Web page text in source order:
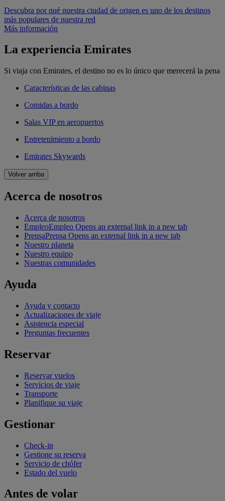
Descubra por qué nuestra ciudad de origen es uno de los destinos
más populares de nuestra red
Más información
La experiencia Emirates
Si viaja con Emirates, el destino no es lo único que merecerá la pena
Características de las cabinas
Comidas a bordo
Salas VIP en aeropuertos
Entretenimiento a bordo
Emirates Skywards
Volver arriba
Acerca de nosotros
Acerca de nosotros
EmpleoEmpleo Opens an external link in a new tab
PrensaPrensa Opens an external link in a new tab
Nuestro planeta
Nuestro equipo
Nuestras comunidades
Ayuda
Ayuda y contacto
Actualizaciones de viaje
Asistencia especial
Preguntas frecuentes
Reservar
Reservar vuelos
Servicios de viaje
Transporte
Planifique su viaje
Gestionar
Check-in
Gestione su reserva
Servicio de chófer
Estado del vuelo
Antes de volar